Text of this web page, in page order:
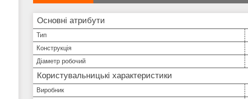
Основні атрибути
Тип
Конструкція
Діаметр робочий
Користувальницькі характеристики
Виробник